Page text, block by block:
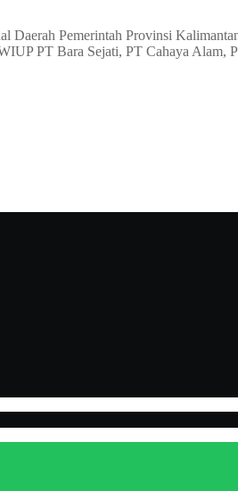
Daerah Pemerintah Provinsi
PT Bara Sejati, PT Cahaya Alam,